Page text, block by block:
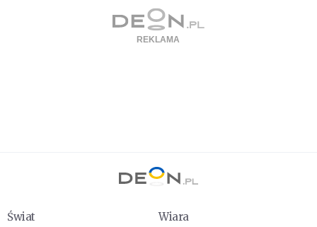
Świat
Wiara